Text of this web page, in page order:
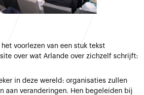
voorlezen van een stuk tekst
over wat Arlande over zichzelf schrijft:
in deze wereld: organisaties zullen
aan veranderingen. Hen begeleiden bij